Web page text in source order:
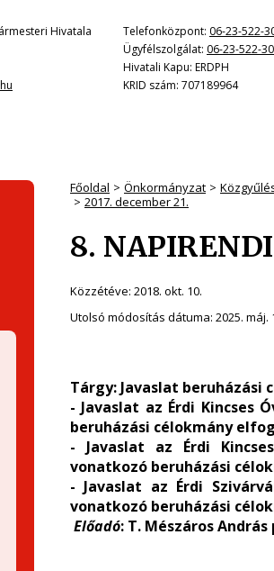
Hivatala
Telefonközpont: 06-23-522-
Ügyfélszolgálat: 06-23-522-
Hivatali Kapu: ERDPH
KRID szám: 707189964
Főoldal Önkormányzat
2017. december 21.
8.
Közzétéve: 2018. okt. 10.
Utolsó módosítás dátuma: 2025. máj.
Tárgy: Javaslat beruházási
- Javaslat az Érdi Kincses
beruházási célokmány
- Javaslat az Érdi
vonatkozó beruházási
- Javaslat az Érdi
vonatkozó beruházási
Előadó: T. Mészáros